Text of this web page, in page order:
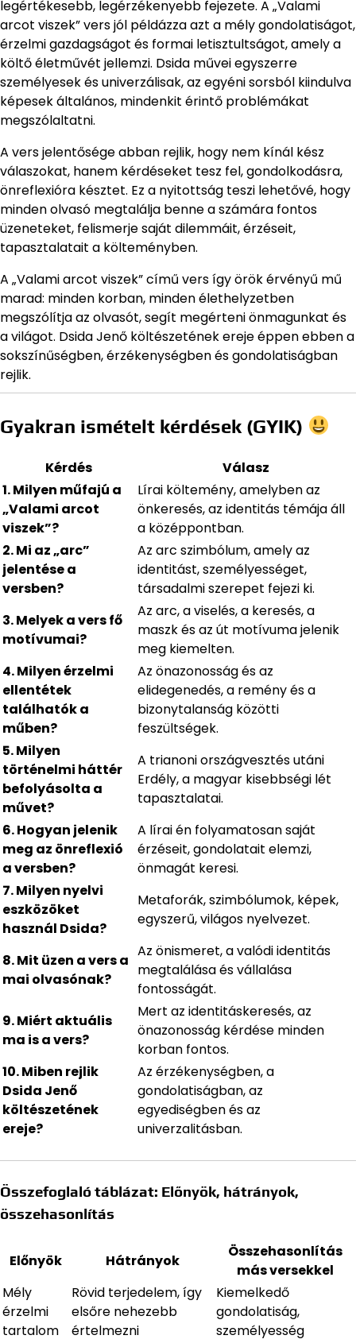
legértékesebb, legérzékenyebb fejezete. A „Valami
arcot viszek” vers jól példázza azt a mély gondolatiságot,
érzelmi gazdagságot és formai letisztultságot, amely a
költő életművét jellemzi. Dsida művei egyszerre
személyesek és univerzálisak, az egyéni sorsból kiindulva
képesek általános, mindenkit érintő problémákat
megszólaltatni.
A vers jelentősége abban rejlik, hogy nem kínál kész
válaszokat, hanem kérdéseket tesz fel, gondolkodásra,
önreflexióra késztet. Ez a nyitottság teszi lehetővé, hogy
minden olvasó megtalálja benne a számára fontos
üzeneteket, felismerje saját dilemmáit, érzéseit,
tapasztalatait a költeményben.
A „Valami arcot viszek” című vers így örök érvényű mű
marad: minden korban, minden élethelyzetben
megszólítja az olvasót, segít megérteni önmagunkat és
a világot. Dsida Jenő költészetének ereje éppen ebben a
sokszínűségben, érzékenységben és gondolatiságban
rejlik.
Gyakran ismételt kérdések (GYIK)
Kérdés
Válasz
1. Milyen műfajú a
„Valami arcot
viszek”?
Lírai költemény, amelyben az
önkeresés, az identitás témája áll
a középpontban.
2. Mi az „arc”
jelentése a
versben?
Az arc szimbólum, amely az
identitást, személyességet,
társadalmi szerepet fejezi ki.
3. Melyek a vers fő
motívumai?
Az arc, a viselés, a keresés, a
maszk és az út motívuma jelenik
meg kiemelten.
4. Milyen érzelmi
ellentétek
találhatók a
műben?
Az önazonosság és az
elidegenedés, a remény és a
bizonytalanság közötti
feszültségek.
5. Milyen
történelmi háttér
befolyásolta a
művet?
A trianoni országvesztés utáni
Erdély, a magyar kisebbségi lét
tapasztalatai.
6. Hogyan jelenik
meg az önreflexió
a versben?
A lírai én folyamatosan saját
érzéseit, gondolatait elemzi,
önmagát keresi.
7. Milyen nyelvi
eszközöket
használ Dsida?
Metaforák, szimbólumok, képek,
egyszerű, világos nyelvezet.
8. Mit üzen a vers a
mai olvasónak?
Az önismeret, a valódi identitás
megtalálása és vállalása
fontosságát.
9. Miért aktuális
ma is a vers?
Mert az identitáskeresés, az
önazonosság kérdése minden
korban fontos.
10. Miben rejlik
Dsida Jenő
költészetének
ereje?
Az érzékenységben, a
gondolatiságban, az
egyediségben és az
univerzalitásban.
Összefoglaló táblázat: Előnyök, hátrányok,
összehasonlítás
Előnyök Hátrányok
Összehasonlítás
más versekkel
Mély
érzelmi
tartalom
Rövid terjedelem, így
elsőre nehezebb
értelmezni
Kiemelkedő
gondolatiság,
személyesség